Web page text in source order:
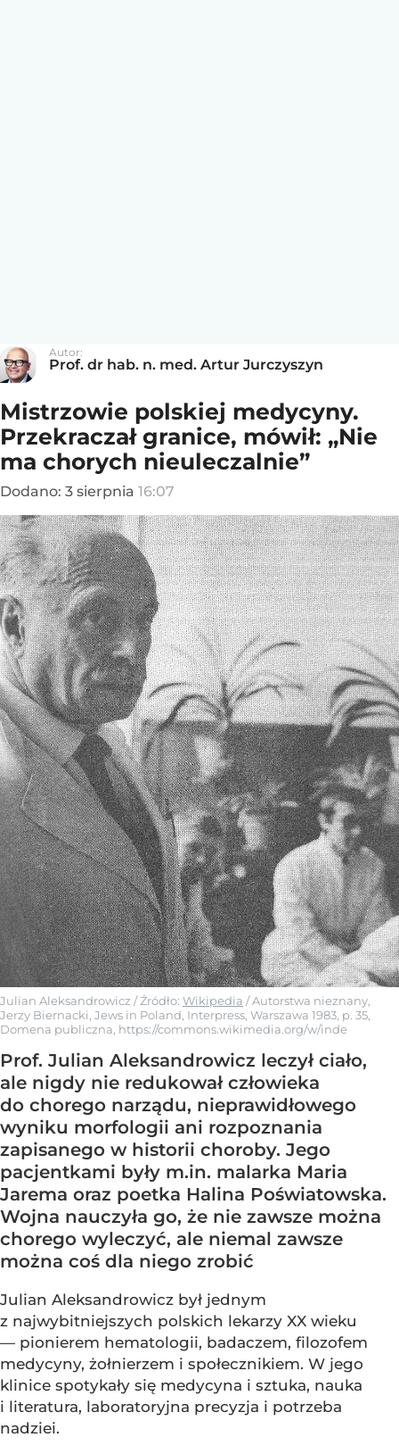
Autor:
Prof. dr hab. n. med. Artur Jurczyszyn
Mistrzowie polskiej medycyny.
Przekraczał granice, mówił: „Nie
ma chorych nieuleczalnie”
Dodano: 3 sierpnia 16:07
Julian Aleksandrowicz / Źródło: Wikipedia /Autorstwa nieznany,
Jerzy Biernacki, Jews in Poland, Interpress, Warszawa 1983, p. 35,
Domena publiczna, https://commons.wikimedia.org/w/inde
Prof. Julian Aleksandrowicz leczył ciało,
ale nigdy nie redukował człowieka
do chorego narządu, nieprawidłowego
wyniku morfologii ani rozpoznania
zapisanego w historii choroby. Jego
pacjentkami były m.in. malarka Maria
Jarema oraz poetka Halina Poświatowska.
Wojna nauczyła go, że nie zawsze można
chorego wyleczyć, ale niemal zawsze
można coś dla niego zrobić
Julian Aleksandrowicz był jednym
z najwybitniejszych polskich lekarzy XX wieku
— pionierem hematologii, badaczem, filozofem
medycyny, żołnierzem i społecznikiem. W jego
klinice spotykały się medycyna i sztuka, nauka
i literatura, laboratoryjna precyzja i potrzeba
nadziei.